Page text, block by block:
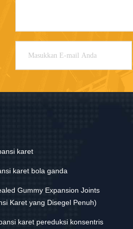
karet
karet bola ganda
Gummy Expansion Joints
Karet yang Disegel Penuh)
karet pereduksi konsentris